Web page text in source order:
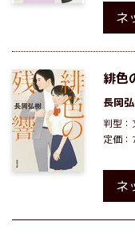
ネ
緋色
長岡
判型：
定価：
ネ